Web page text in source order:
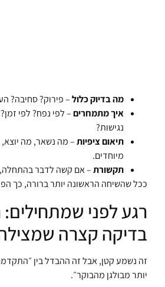
מה בדיוק כלול– פירוק? סחיבה?
איך מתמחרים– לפי נפח? לפי
נגישות?
תיאום ציפיות– מה נשאר, מה
מיוחדים.
תקשורת– אם קשה לדבר
ככל שהשיחה הראשונה יותר ברורה, כך
רגע לפני
בדיקה קצרה
זה נשמע קטן, אבל זה ההבדל בין
יותר מבולגן מהבוקר״.